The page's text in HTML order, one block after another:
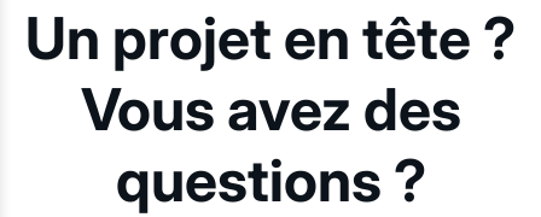
Un projet en tête ?
Vous avez des
questions ?